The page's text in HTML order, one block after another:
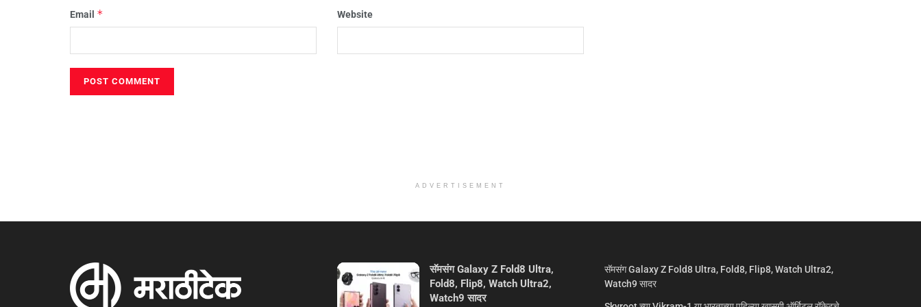
Email * Website
ADVERTISEMENT
सॅमसंग Galaxy Z Fold8 Ultra,
Fold8, Flip8, Watch Ultra2,
Watch9 सादर
सॅमसंग Galaxy Z Fold8 Ultra, Fold8, Flip8, Watch Ultra2,
Watch9 सादर